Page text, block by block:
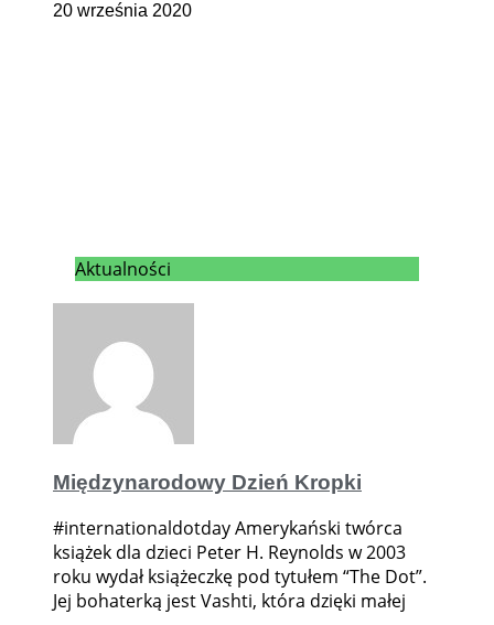
20 września 2020
Aktualności
Międzynarodowy Dzień Kropki
#internationaldotday Amerykański twórca
książek dla dzieci Peter H. Reynolds w 2003
roku wydał książeczkę pod tytułem “The Dot”.
Jej bohaterką jest Vashti, która dzięki małej